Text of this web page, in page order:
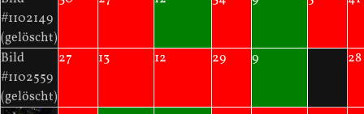
#1102149
(gelöscht)
Bild
#1102559
(gelöscht)
27 13 12 29 9 28